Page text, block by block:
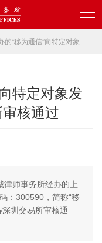
信”向特定对象发行股票项目获深圳交易所审核通过
特定对象发
核通过
律师事务所经办的上
：300590，简称“移
圳交易所审核通